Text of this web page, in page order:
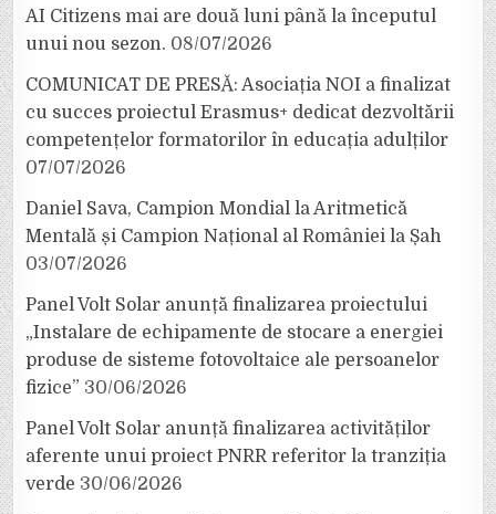
AI Citizens mai are două luni până la începutul
unui nou sezon. 08/07/2026
COMUNICAT DE PRESĂ: Asociația NOI a finalizat
cu succes proiectul Erasmus+ dedicat dezvoltării
competențelor formatorilor în educația adulților
07/07/2026
Daniel Sava, Campion Mondial la Aritmetică
Mentală și Campion Național al României la Șah
03/07/2026
Panel Volt Solar anunță finalizarea proiectului
„Instalare de echipamente de stocare a energiei
produse de sisteme fotovoltaice ale persoanelor
fizice” 30/06/2026
Panel Volt Solar anunță finalizarea activităților
aferente unui proiect PNRR referitor la tranziția
verde 30/06/2026